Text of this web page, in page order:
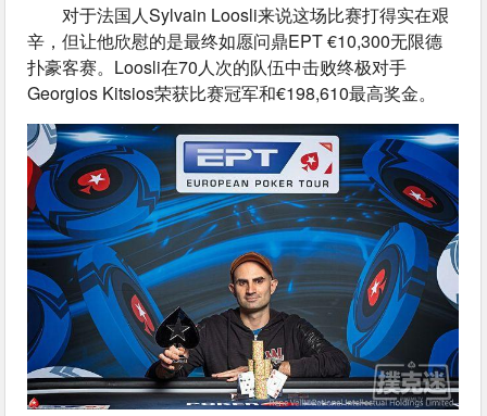
对于法国人Sylvain Loosli来说这场比赛打得实在艰
辛，但让他欣慰的是最终如愿问鼎EPT €10,300无限德
扑豪客赛。Loosli在70人次的队伍中击败终极对手
Georgios Kitsios荣获比赛冠军和€198,610最高奖金。